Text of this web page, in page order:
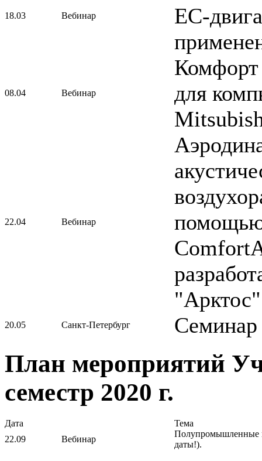
18.03 Вебинар
ЕС-
08.04 Вебинар
для
22.04 Вебинар
20.05 Санкт-Петербург Семинар
План мероприятий
семестр 2020 г.
Дата
Тема
22.09
Вебинар
Полупромышленные
даты!).